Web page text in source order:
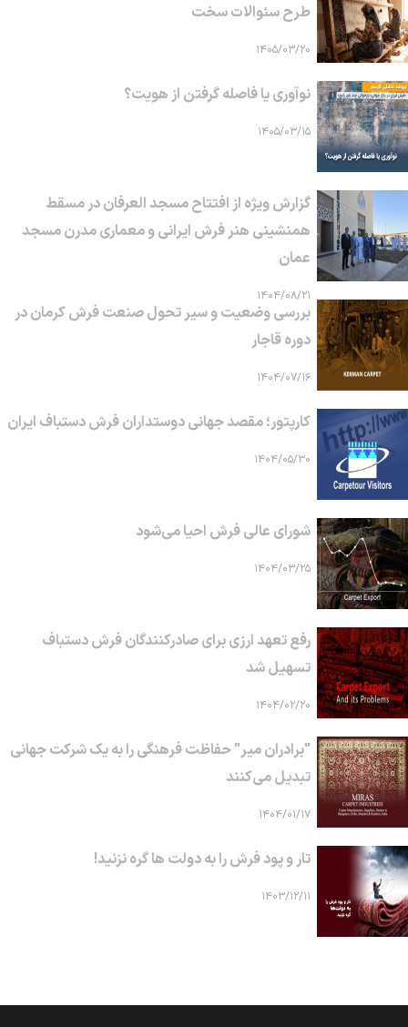
طرح سئوالات سخت
۱۴۰۵/۰۳/۲۰
نوآوری یا فاصله گرفتن از هویت؟
۱۴۰۵/۰۳/۱۵
گزارش ویژه از افتتاح مسجد العرفان در مسقط
همنشینی هنر فرش ایرانی و معماری مدرن مسجد
عمان
۱۴۰۴/۰۸/۲۱
بررسی وضعیت و سیر تحول صنعت فرش کرمان در
دوره قاجار
۱۴۰۴/۰۷/۱۶
کارپتور؛ مقصد جهانی دوستداران فرش دستباف ایران
۱۴۰۴/۰۵/۳۰
شورای عالی فرش احیا می‌شود
۱۴۰۴/۰۳/۲۵
رفع تعهد ارزی برای صادرکنندگان فرش دستباف
تسهیل شد
۱۴۰۴/۰۲/۲۰
"برادران میر" حفاظت فرهنگی را به یک شرکت جهانی
تبدیل می‌کنند
۱۴۰۴/۰۱/۱۷
تار و پود فرش را به دولت ها گره نزنید!
۱۴۰۳/۱۲/۱۱